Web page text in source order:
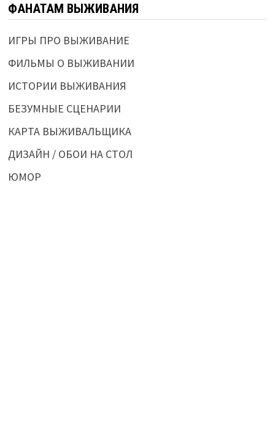
ФАНАТАМ ВЫЖИВАНИЯ
ИГРЫ ПРО ВЫЖИВАНИЕ
ФИЛЬМЫ О ВЫЖИВАНИИ
ИСТОРИИ ВЫЖИВАНИЯ
БЕЗУМНЫЕ СЦЕНАРИИ
КАРТА ВЫЖИВАЛЬЩИКА
ДИЗАЙН / ОБОИ НА СТОЛ
ЮМОР